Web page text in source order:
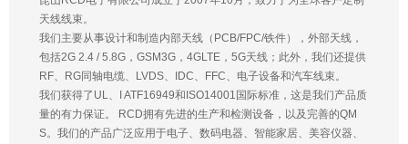
天线线束。
我们主要从事设计和制造内部天线（PCB/FPC/铁件），外部天线，
包括2G 2.4 / 5.8G，GSM3G，4GLTE，5G天线；此外，我们还提供
RF、RG同轴电缆、LVDS、IDC、FFC、电子设备和汽车线束。
我们获得了UL、I ATF16949和ISO14001国际标准，这是我们产品质
量的有力保证。 RCD拥有先进的生产和检测设备，以及完善的QM
S。我们的产品广泛应用于电子、数码电器、智能家居、美容仪器、